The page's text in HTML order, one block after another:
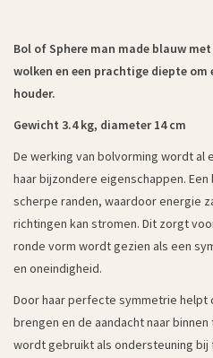
Bol of Sphere man made blauw
wolken en een prachtige diepte
houder.
Gewicht 3.4 kg, diameter 14 cm
De werking van bolvorming wordt al
haar bijzondere eigenschappen.
scherpe randen, waardoor energie
richtingen kan stromen. Dit zorgt
ronde vorm wordt gezien als een
en oneindigheid.
Door haar perfecte symmetrie
brengen en de aandacht naar
wordt gebruikt als ondersteuning bij